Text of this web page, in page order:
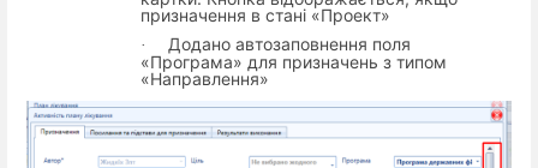
призначення в стані «Проект»
·
Додано автозаповнення поля
«Програма» для призначень з типом
«Направлення»